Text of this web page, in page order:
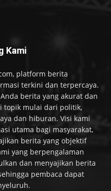
Kami
platform berita
terkini dan terpercaya.
berita yang akurat dan
topik mulai dari politik,
dan hiburan. Visi kami
utama bagi masyarakat,
berita yang objektif
yang berpengalaman
dan menyajikan berita
pembaca dapat